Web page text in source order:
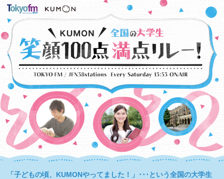
「子どもの頃、KUMONやってました！」･･･という全国の大学生